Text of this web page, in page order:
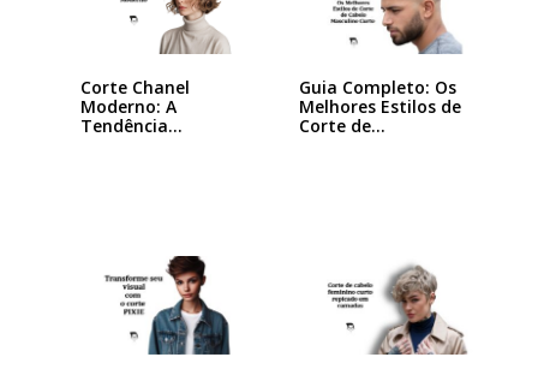
Corte Chanel
Moderno: A
Tendência
Guia Completo: Os
Melhores Estilos de
Corte de…